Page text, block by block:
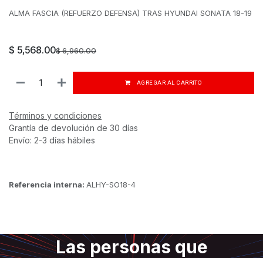
ALMA FASCIA (REFUERZO DEFENSA) TRAS HYUNDAI SONATA 18-19
$ 5,568.00$6,960.00
AGREGAR AL CARRITO
Términos y condiciones
Grantía de devolución de 30 días
Envío: 2-3 días hábiles
Referencia interna: ALHY-SO18-4
Las personas que